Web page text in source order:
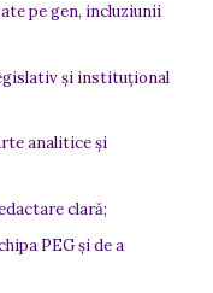
pe gen, incluziunii
și instituțional
analitice și
clară;
PEG și de a